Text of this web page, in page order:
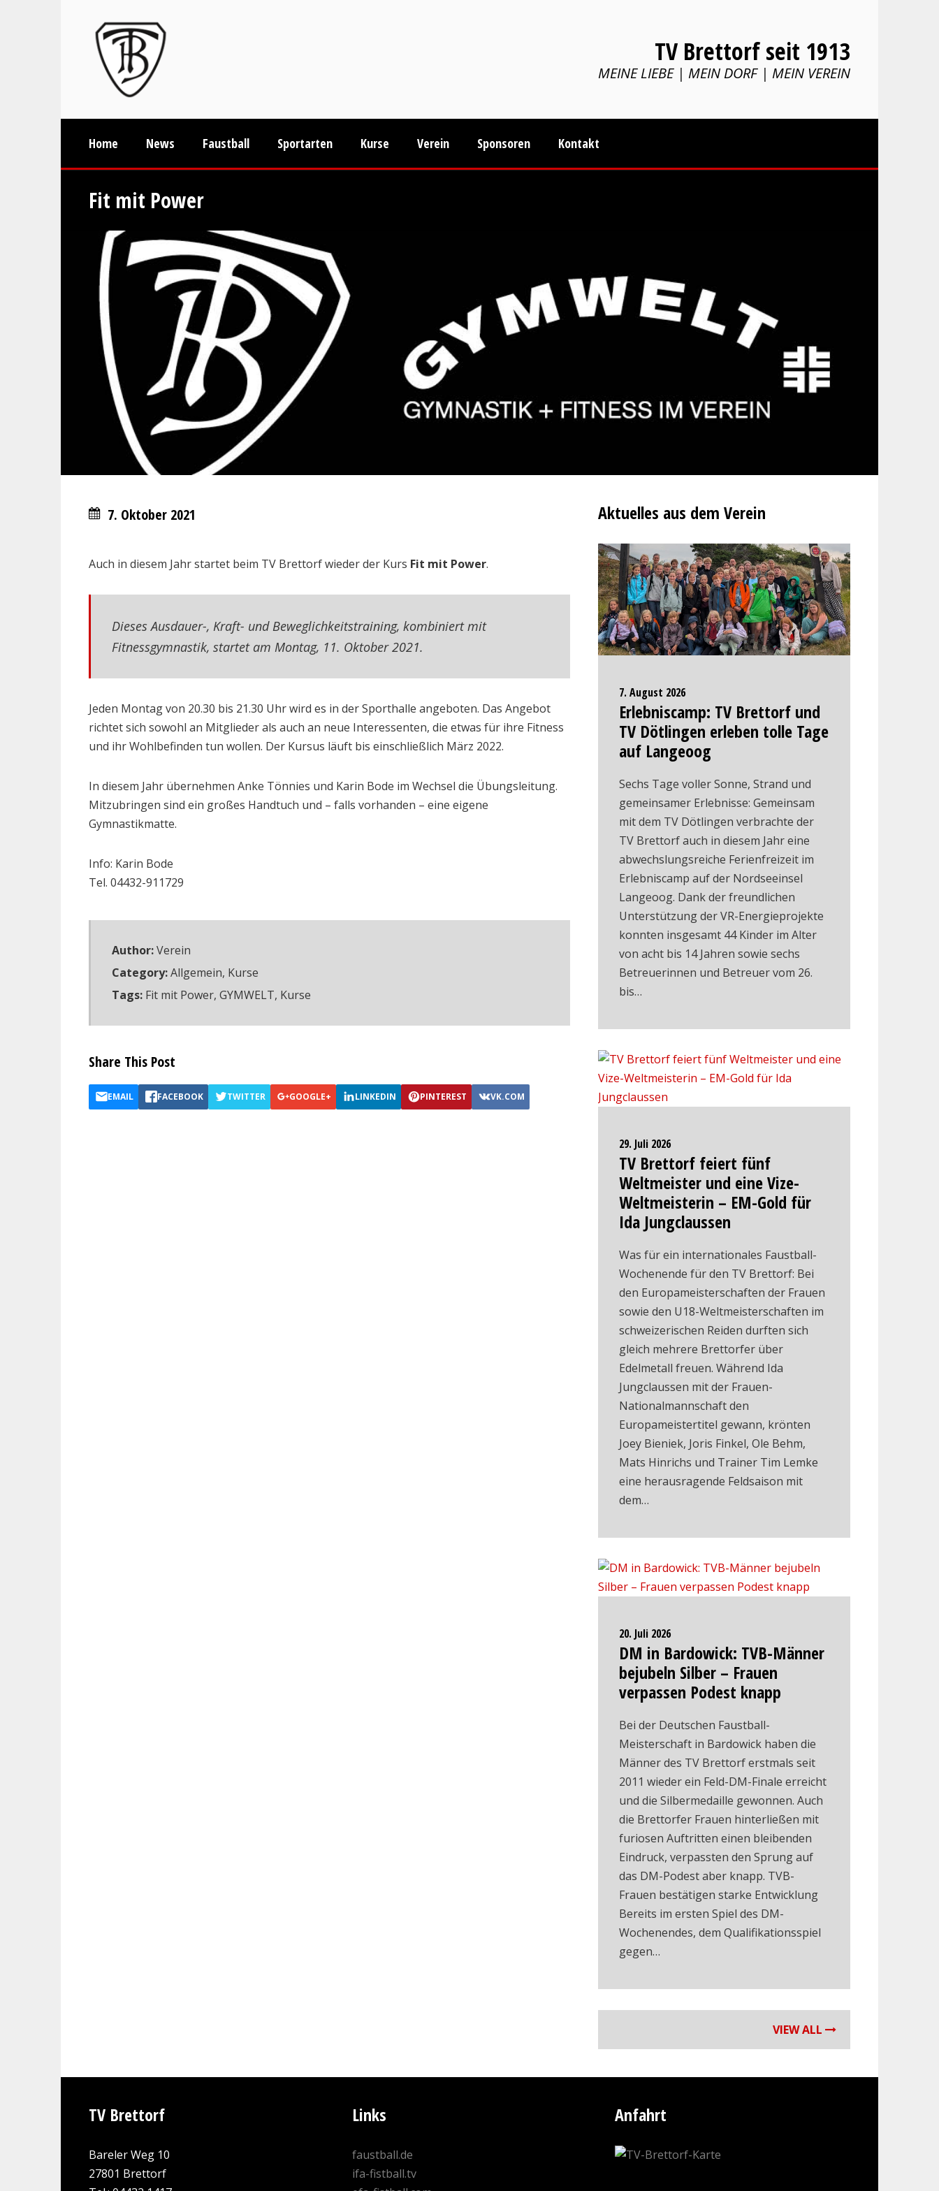
TV Brettorf seit 1913
MEINE LIEBE | MEIN DORF | MEIN VEREIN
Home News Faustball Sportarten Kurse Verein Sponsoren Kontakt
Fit mit Power
7. Oktober 2021
Auch in diesem Jahr startet beim TV Brettorf wieder der Kurs Fit mit Power.
Dieses Ausdauer-, Kraft- und Beweglichkeitstraining, kombiniert mit
Fitnessgymnastik, startet am Montag, 11. Oktober 2021.
Jeden Montag von 20.30 bis 21.30 Uhr wird es in der Sporthalle angeboten. Das Angebot
richtet sich sowohl an Mitglieder als auch an neue Interessenten, die etwas für ihre Fitness
und ihr Wohlbefinden tun wollen. Der Kursus läuft bis einschließlich März 2022.
In diesem Jahr übernehmen Anke Tönnies und Karin Bode im Wechsel die Übungsleitung.
Mitzubringen sind ein großes Handtuch und – falls vorhanden – eine eigene
Gymnastikmatte.
Info: Karin Bode
Tel. 04432-911729
Author:Verein
Category:Allgemein, Kurse
Tags: Fit mit Power, GYMWELT, Kurse
Share This Post
EMAIL FACEBOOK TWITTER GOOGLE+ LINKEDIN PINTEREST VK.COM
Aktuelles aus dem Verein
7. August 2026
Erlebniscamp: TV Brettorf und
TV Dötlingen erleben tolle Tage
auf Langeoog
Sechs Tage voller Sonne, Strand und
gemeinsamer Erlebnisse: Gemeinsam
mit dem TV Dötlingen verbrachte der
TV Brettorf auch in diesem Jahr eine
abwechslungsreiche Ferienfreizeit im
Erlebniscamp auf der Nordseeinsel
Langeoog. Dank der freundlichen
Unterstützung der VR-Energieprojekte
konnten insgesamt 44 Kinder im Alter
von acht bis 14 Jahren sowie sechs
Betreuerinnen und Betreuer vom 26.
bis…
29. Juli 2026
TV Brettorf feiert fünf
Weltmeister und eine Vize-
Weltmeisterin – EM-Gold für
Ida Jungclaussen
Was für ein internationales Faustball-
Wochenende für den TV Brettorf: Bei
den Europameisterschaften der Frauen
sowie den U18-Weltmeisterschaften im
schweizerischen Reiden durften sich
gleich mehrere Brettorfer über
Edelmetall freuen. Während Ida
Jungclaussen mit der Frauen-
Nationalmannschaft den
Europameistertitel gewann, krönten
Joey Bieniek, Joris Finkel, Ole Behm,
Mats Hinrichs und Trainer Tim Lemke
eine herausragende Feldsaison mit
dem…
20. Juli 2026
DM in Bardowick: TVB-Männer
bejubeln Silber – Frauen
verpassen Podest knapp
Bei der Deutschen Faustball-
Meisterschaft in Bardowick haben die
Männer des TV Brettorf erstmals seit
2011 wieder ein Feld-DM-Finale erreicht
und die Silbermedaille gewonnen. Auch
die Brettorfer Frauen hinterließen mit
furiosen Auftritten einen bleibenden
Eindruck, verpassten den Sprung auf
das DM-Podest aber knapp. TVB-
Frauen bestätigen starke Entwicklung
Bereits im ersten Spiel des DM-
Wochenendes, dem Qualifikationsspiel
gegen…
VIEW ALL
TV Brettorf
Bareler Weg 10
27801 Brettorf
Links
faustball.de
ifa-fistball.tv
Anfahrt